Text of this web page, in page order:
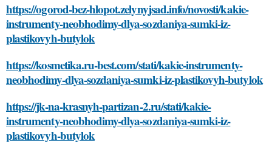
https://ogorod-bez-hlopot.zelynyjsad.info/novosti/kakie-
instrumenty-neobhodimy-dlya-sozdaniya-sumki-iz-
plastikovyh-butylok
https://kosmetika.ru-best.com/stati/kakie-instrumenty-
neobhodimy-dlya-sozdaniya-sumki-iz-plastikovyh-butylok
https://jk-na-krasnyh-partizan-2.ru/stati/kakie-
instrumenty-neobhodimy-dlya-sozdaniya-sumki-iz-
plastikovyh-butylok